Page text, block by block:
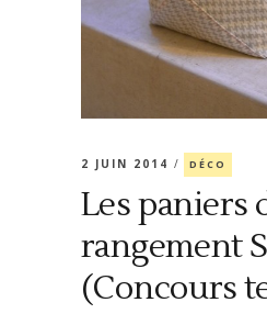
2 JUIN 2014 DÉCO
Les paniers
rangement
(Concours